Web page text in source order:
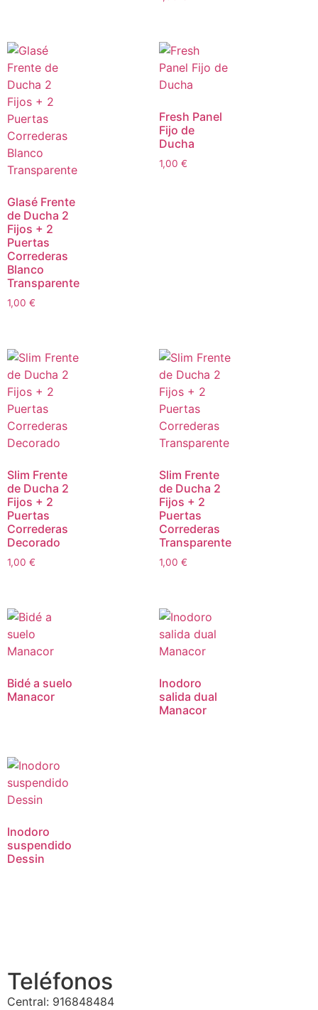
Glasé Frente
de Ducha 2
Fijos + 2
Puertas
Correderas
Blanco
Transparente
1,00 €
Fresh Panel
Fijo de
Ducha
1,00 €
Slim Frente
de Ducha 2
Fijos + 2
Puertas
Correderas
Decorado
1,00 €
Slim Frente
de Ducha 2
Fijos + 2
Puertas
Correderas
Transparente
1,00 €
Bidé a suelo
Manacor
Inodoro
salida dual
Manacor
Inodoro
suspendido
Dessin
Teléfonos
Central: 916848484